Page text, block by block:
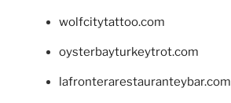
wolfcitytattoo.com
oysterbayturkeytrot.com
lafronterarestauranteybar.com